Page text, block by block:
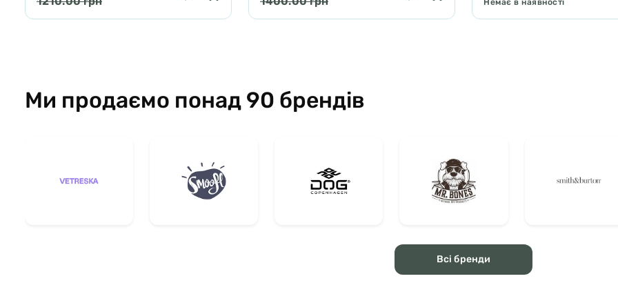
Немає в наявності
Ми продаємо понад 90 брендів
Всі бренди